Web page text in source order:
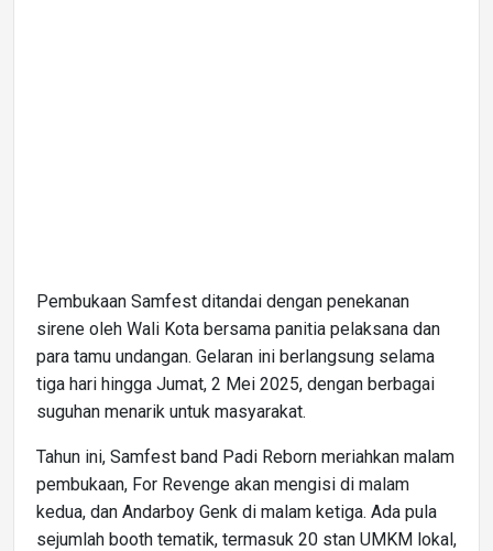
Pembukaan Samfest ditandai dengan penekanan
sirene oleh Wali Kota bersama panitia pelaksana dan
para tamu undangan. Gelaran ini berlangsung selama
tiga hari hingga Jumat, 2 Mei 2025, dengan berbagai
suguhan menarik untuk masyarakat.
Tahun ini, Samfest band Padi Reborn meriahkan malam
pembukaan, For Revenge akan mengisi di malam
kedua, dan Andarboy Genk di malam ketiga. Ada pula
sejumlah booth tematik, termasuk 20 stan UMKM lokal,